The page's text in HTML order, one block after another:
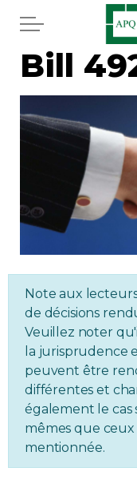
Home
Services
Newspaper
Legal
Real estate
Regulation
Condo
Environment
Bill
Note aux
de décisions
Veuillez noter
la jurisprudence
peuvent être
différentes et
également le cas
mêmes que
mentionnée.